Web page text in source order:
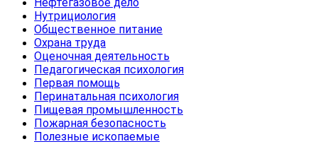
Нутрициология
Общественное питание
Охрана труда
Оценочная деятельность
Педагогическая психология
Первая помощь
Перинатальная психология
Пищевая промышленность
Пожарная безопасность
Полезные ископаемые